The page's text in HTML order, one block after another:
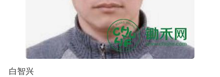
白智兴